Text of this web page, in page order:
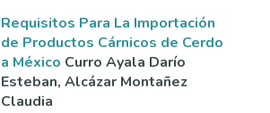
Requisitos Para La Importación
de Productos Cárnicos de Cerdo
a México Curro Ayala Darío
Esteban, Alcázar Montañez
Claudia